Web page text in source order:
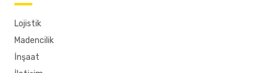
Lojistik
Madencilik
İnşaat